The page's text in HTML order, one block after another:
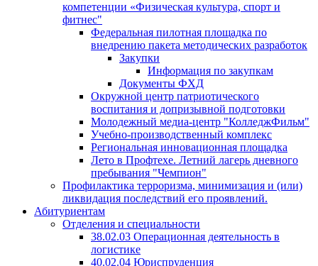
компетенции «Физическая культура, спорт и
фитнес"
Федеральная пилотная площадка по
внедрению пакета методических разработок
Закупки
Информация по закупкам
Документы ФХД
Окружной центр патриотического
воспитания и допризывной подготовки
Молодежный медиа-центр "КолледжФильм"
Учебно-производственный комплекс
Региональная инновационная площадка
Лето в Профтехе. Летний лагерь дневного
пребывания "Чемпион"
Профилактика терроризма, минимизация и (или)
ликвидация последствий его проявлений.
Абитуриентам
Отделения и специальности
38.02.03 Операционная деятельность в
логистике
40.02.04 Юриспруденция